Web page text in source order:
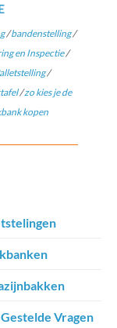
/bandenstelling/
en Inspectie/
/
/zo kies je de
kopen
Vragen